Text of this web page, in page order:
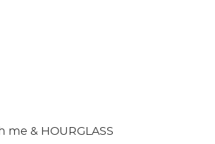
& HOURGLASS